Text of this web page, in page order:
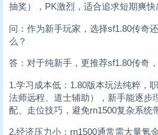
抽奖），PK激烈，适合追求短期爽快
问：作为新手玩家，选择sf1.80传奇
么？
答：对于纯新手，更推荐sf1.80传奇
1.学习成本低：1.80版本玩法纯粹，
法师远程、道士辅助），新手能逐步
配、走位技巧，避免rn1500复杂系统
2.经济压力小：rn1500通常需大量氪